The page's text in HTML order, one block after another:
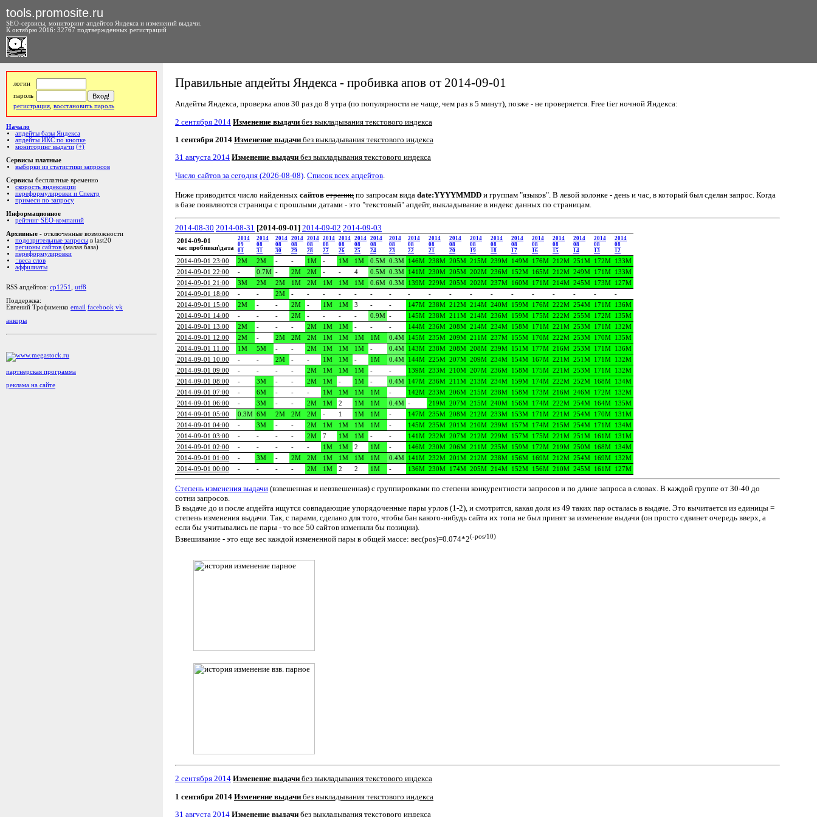
tools.promosite.ru
SEO-сервисы, мониторинг апдейтов Яндекса и изменений выдачи.
К октябрю 2016: 32767 подтвержденных регистраций
логин
пароль
регистрация восстановить пароль
Начало
апдейты базы Яндекса
апдейты ИКС по кнопке
мониторинг выдачи (+)
Сервисы платные
выборки из статистики запросов
Сервисы бесплатные временно
скорость яндексации
переформулировки и Спектр
примеси по запросу
Информационное
рейтинг SEO-компаний
Архивные - отключенные возможности
подозрительные запросы в last20
регионы сайтов (малая база)
переформулировки
::веса слов
аффилиаты
RSS апдейтов: cp1251
utf8
Поддержка:
Евгений Трофименко email facebook vk
анкоры
партнерская программа
реклама на сайте
Правильные апдейты Яндекса - пробивка апов от 2014-09-01
Апдейты Яндекса, проверка апов 30 раз до 8 утра (по популярности не чаще, чем раз в 5 минут), позже - не проверяется. Free tier ночной Яндекса:
2 сентября 2014 Изменение выдачи без выкладывания текстового индекса
1 сентября 2014 Изменение выдачи без выкладывания текстового индекса
31 августа 2014 Изменение выдачи без выкладывания текстового индекса
Число сайтов за сегодня (2026-08-08) Список всех апдейтов
Ниже приводится число найденных сайтов страниц по запросам вида date:YYYYMMDD и группам "языков". В левой колонке - день и час, в который был сделан запрос. Когда
в базе появляются страницы с прошлыми датами - это "текстовый" апдейт, выкладывание в индекс данных по страницам.
2014-08-30 2014-08-31 [2014-09-01] 2014-09-02 2014-09-03
2014-09-01
час пробивки\дата
2014
09
01
2014
08
31
2014
08
30
2014
08
29
2014
08
28
2014
08
27
2014
08
26
2014
08
25
2014
08
24
2014
08
23
2014
08
22
2014
08
21
2014
08
20
2014
08
19
2014
08
18
2014
08
17
2014
08
16
2014
08
15
2014
08
14
2014
08
13
2014
08
12
2014-09-01 23:00 2M 2M - - 1M - 1M 1M 0.5M 0.3M 146M 238M 205M 215M 239M 149M 176M 212M 251M 172M
133M
2014-09-01 22:00
- 0.7M - 2M 2M - - 4 0.5M 0.3M 141M 230M 205M 202M 236M 152M 165M 212M 249M 171M
133M
2014-09-01 21:00
3M 2M 2M 1M 2M 1M 1M 1M 0.6M 0.3M 139M 229M 205M 202M 237M 160M 171M 214M 245M 173M
127M
2014-09-01 18:00
- - 2M - - - - - - - - - - - - - - - - -
-
2014-09-01 15:00
2M - - 2M - 1M 1M 3 - - 147M 238M 212M 214M 240M 159M 176M 222M 254M 171M
136M
2014-09-01 14:00
- - - 2M - - - - 0.9M - 145M 238M 211M 214M 236M 159M 175M 222M 255M 172M
135M
2014-09-01 13:00
2M - - - 2M 1M 1M - - - 144M 236M 208M 214M 234M 158M 171M 221M 253M 171M
132M
2014-09-01 12:00
2M - 2M 2M 2M 1M 1M 1M 1M 0.4M 145M 235M 209M 211M 237M 155M 170M 222M 253M 170M
135M
2014-09-01 11:00
1M 5M - - 2M 1M 1M 1M - 0.4M 143M 238M 208M 208M 239M 151M 177M 216M 253M 171M
136M
2014-09-01 10:00
- - 2M - - 1M 1M - 1M 0.4M 144M 225M 207M 209M 234M 154M 167M 221M 251M 171M
132M
2014-09-01 09:00
- - - - 2M 1M 1M 1M - - 139M 233M 210M 207M 236M 158M 175M 221M 253M 171M
132M
2014-09-01 08:00
- 3M - - 2M 1M - 1M - 0.4M 147M 236M 211M 213M 234M 159M 174M 222M 252M 168M
134M
2014-09-01 07:00
- 6M - - - 1M 1M 1M 1M - 142M 233M 206M 215M 238M 158M 173M 216M 246M 172M
132M
2014-09-01 06:00
- 3M - - 2M 1M 2 1M 1M 0.4M - 219M 207M 215M 240M 156M 174M 222M 254M 164M
135M
2014-09-01 05:00
0.3M 6M 2M 2M 2M - 1 1M 1M - 147M 235M 208M 212M 233M 153M 171M 221M 254M 170M
131M
2014-09-01 04:00
- 3M - - 2M 1M 1M 1M 1M - 145M 235M 201M 210M 239M 157M 174M 215M 254M 171M
134M
2014-09-01 03:00
- - - - 2M 7 1M 1M - - 141M 232M 207M 212M 229M 157M 175M 221M 251M 161M
131M
2014-09-01 02:00
- - - - - 1M 1M 2 1M - 146M 230M 206M 211M 235M 159M 172M 219M 250M 168M
134M
2014-09-01 01:00
- 3M - 2M 2M 1M 1M 1M 1M 0.4M 141M 232M 201M 212M 238M 156M 169M 212M 254M 169M
132M
2014-09-01 00:00
- - - - 2M 1M 2 2 1M - 136M 230M 174M 205M 214M 152M 156M 210M 245M 161M 127M
Степень изменения выдачи (взвешенная и невзвешенная) с группировками по степени конкурентности запросов и по длине запроса в словах. В каждой группе от 30-40 до
сотни запросов.
В выдаче до и после апдейта ищутся совпадающие упорядоченные пары урлов (1-2), и смотрится, какая доля из 49 таких пар осталась в выдаче. Это вычитается из единицы =
степень изменения выдачи. Так, с парами, сделано для того, чтобы бан какого-нибудь сайта их топа не был принят за изменение выдачи (он просто сдвинет очередь вверх, а
если бы учитывались не пары - то все 50 сайтов изменили бы позиции).
Взвешивание - это еще вес каждой измененной пары в общей массе: вес(pos)=0.074*2(-pos/10)
2 сентября 2014 Изменение выдачи без выкладывания текстового индекса
1 сентября 2014 Изменение выдачи без выкладывания текстового индекса
31 августа 2014 Изменение выдачи без выкладывания текстового индекса